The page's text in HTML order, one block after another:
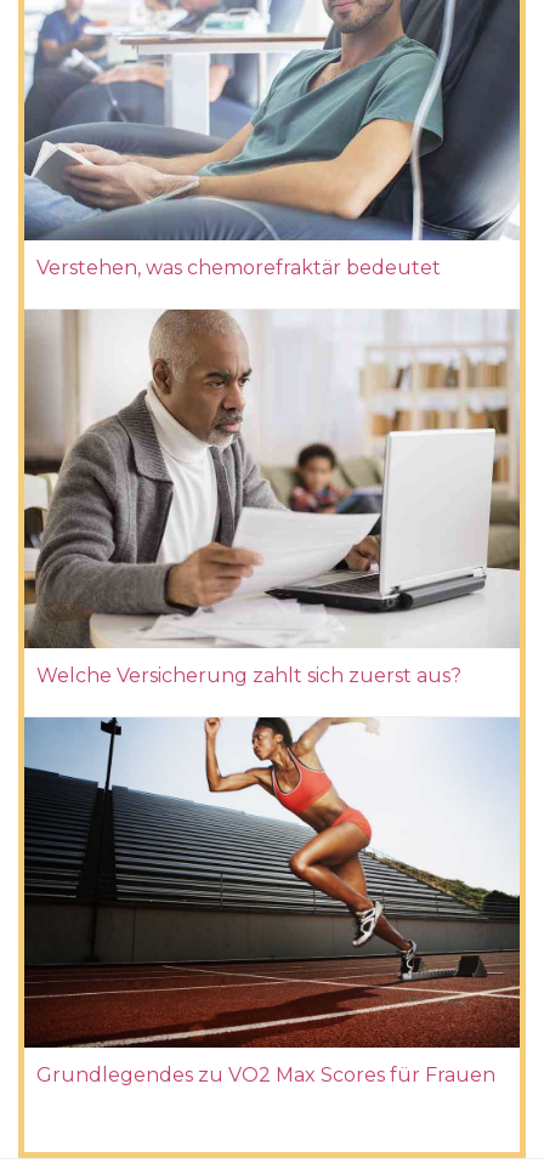
Verstehen, was chemorefraktär bedeutet
Welche Versicherung zahlt sich zuerst aus?
Grundlegendes zu VO2 Max Scores für Frauen